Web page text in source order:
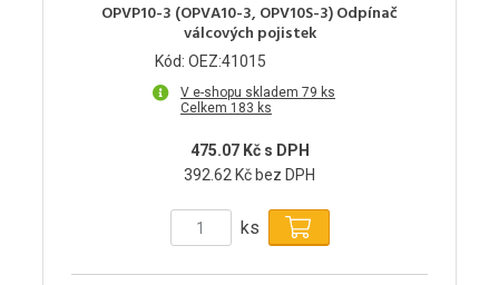
OPVP10-3 (OPVA10-3, OPV10S-3) Odpínač
válcových pojistek
Kód: OEZ:41015
V e-shopu skladem 79 ks
Celkem 183 ks
475.07 Kč s DPH
392.62 Kč bez DPH
ks